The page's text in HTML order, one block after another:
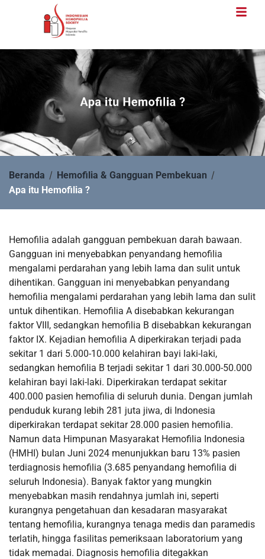
Beranda / Hemofilia & Gangguan Pembekuan /
Apa itu Hemofilia ?
Hemofilia adalah gangguan pembekuan darah bawaan.
Gangguan ini menyebabkan penyandang hemofilia
mengalami perdarahan yang lebih lama dan sulit untuk
dihentikan. Gangguan ini menyebabkan penyandang
hemofilia mengalami perdarahan yang lebih lama dan sulit
untuk dihentikan. Hemofilia A disebabkan kekurangan
faktor VIII, sedangkan hemofilia B disebabkan kekurangan
faktor IX. Kejadian hemofilia A diperkirakan terjadi pada
sekitar 1 dari 5.000-10.000 kelahiran bayi laki-laki,
sedangkan hemofilia B terjadi sekitar 1 dari 30.000-50.000
kelahiran bayi laki-laki. Diperkirakan terdapat sekitar
400.000 pasien hemofilia di seluruh dunia. Dengan jumlah
penduduk kurang lebih 281 juta jiwa, di Indonesia
diperkirakan terdapat sekitar 28.000 pasien hemofilia.
Namun data Himpunan Masyarakat Hemofilia Indonesia
(HMHI) bulan Juni 2024 menunjukkan baru 13% pasien
terdiagnosis hemofilia (3.685 penyandang hemofilia di
seluruh Indonesia). Banyak faktor yang mungkin
menyebabkan masih rendahnya jumlah ini, seperti
kurangnya pengetahuan dan kesadaran masyarakat
tentang hemofilia, kurangnya tenaga medis dan paramedis
terlatih, hingga fasilitas pemeriksaan laboratorium yang
tidak memadai. Diagnosis hemofilia ditegakkan